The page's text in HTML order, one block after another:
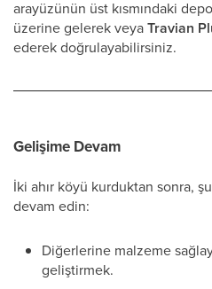
arayüzünün üst kısmındaki
üzerine gelerek veyaTravian
ederek doğrulayabilirsiniz.
Gelişime Devam
İki ahır köyü kurduktan sonra,
devam edin:
Diğerlerine malzeme
geliştirmek.